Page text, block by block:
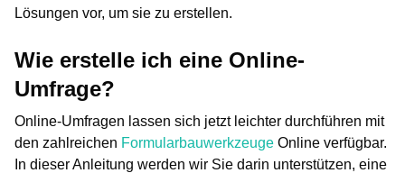
Lösungen vor, um sie zu erstellen.
Wie erstelle ich eine Online-
Umfrage?
Online-Umfragen lassen sich jetzt leichter durchführen mit
den zahlreichen Formularbauwerkzeuge Online verfügbar.
In dieser Anleitung werden wir Sie darin unterstützen, eine